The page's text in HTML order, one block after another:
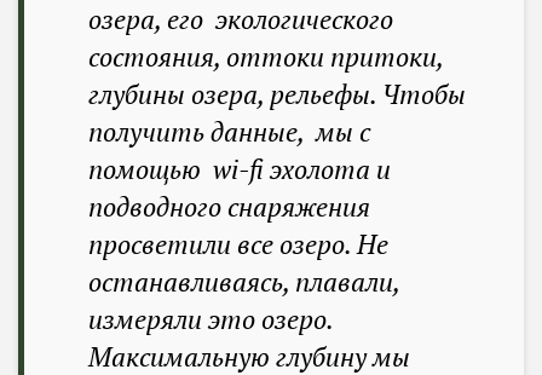
озера, его экологического
состояния, оттоки притоки,
глубины озера, рельефы. Чтобы
получить данные, мы с
помощью wi-fi эхолота и
подводного снаряжения
просветили все озеро. Не
останавливаясь, плавали,
измеряли это озеро.
Максимальную глубину мы